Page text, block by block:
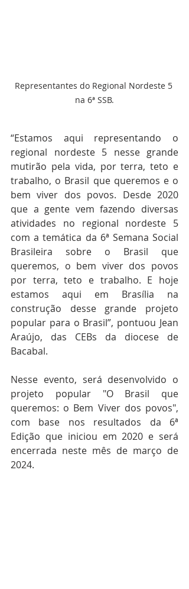
Representantes do Regional Nordeste 5
na 6ª SSB.
“Estamos aqui representando o
regional nordeste 5 nesse grande
mutirão pela vida, por terra, teto e
trabalho, o Brasil que queremos e o
bem viver dos povos. Desde 2020
que a gente vem fazendo diversas
atividades no regional nordeste 5
com a temática da 6ª Semana Social
Brasileira sobre o Brasil que
queremos, o bem viver dos povos
por terra, teto e trabalho. E hoje
estamos aqui em Brasília na
construção desse grande projeto
popular para o Brasil”, pontuou Jean
Araújo, das CEBs da diocese de
Bacabal.
Nesse evento, será desenvolvido o
projeto popular "O Brasil que
queremos: o Bem Viver dos povos",
com base nos resultados da 6ª
Edição que iniciou em 2020 e será
encerrada neste mês de março de
2024.